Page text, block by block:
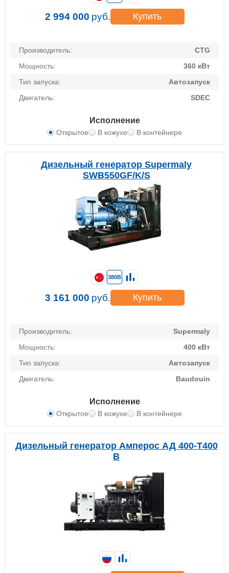
Производитель:
CTG
Мощность:
360 кВт
Тип запуска:
Автозапуск
Двигатель:
SDEC
Исполнение
Открытое В кожухе В контейнере
2 994 000 руб. Купить
Дизельный генератор Supermaly
SWB550GF/K/S
Производитель:
Supermaly
Мощность:
400 кВт
Тип запуска:
Автозапуск
Двигатель:
Baudouin
Исполнение
Открытое В кожухе В контейнере
380В
3 161 000 руб. Купить
Дизельный генератор Амперос АД 400-Т400
B